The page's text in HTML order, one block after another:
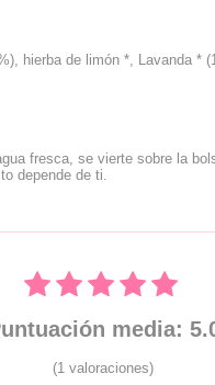
hierba de limón *, Lavanda *
fresca, se vierte sobre la
depende de ti.
media:
(1 valoraciones)